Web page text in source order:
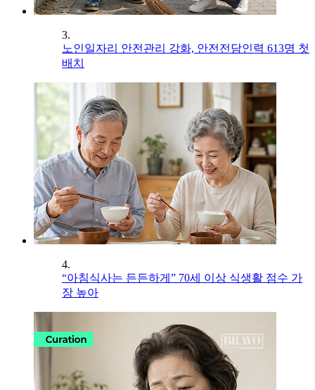
3.
노인일자리 안전관리 강화, 안전전담인력 613명 첫
배치
4.
“아침식사는 든든하게” 70세 이상 식생활 점수 가
장 높아